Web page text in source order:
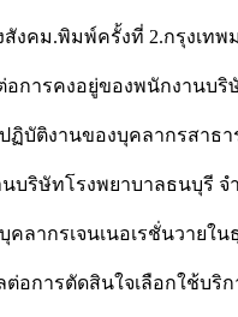
สังคม.พิมพ์ครั้งที่ 2.กรุงเท
อการคงอยู่ของพนักงา
ปฏิบัติงานของบุคลากรส
นบริษัทโรงพยาบาลธนบุ
บุคลากรเจนเนอเรชั่นว
ต่อการตัดสินใจเลือกใช้